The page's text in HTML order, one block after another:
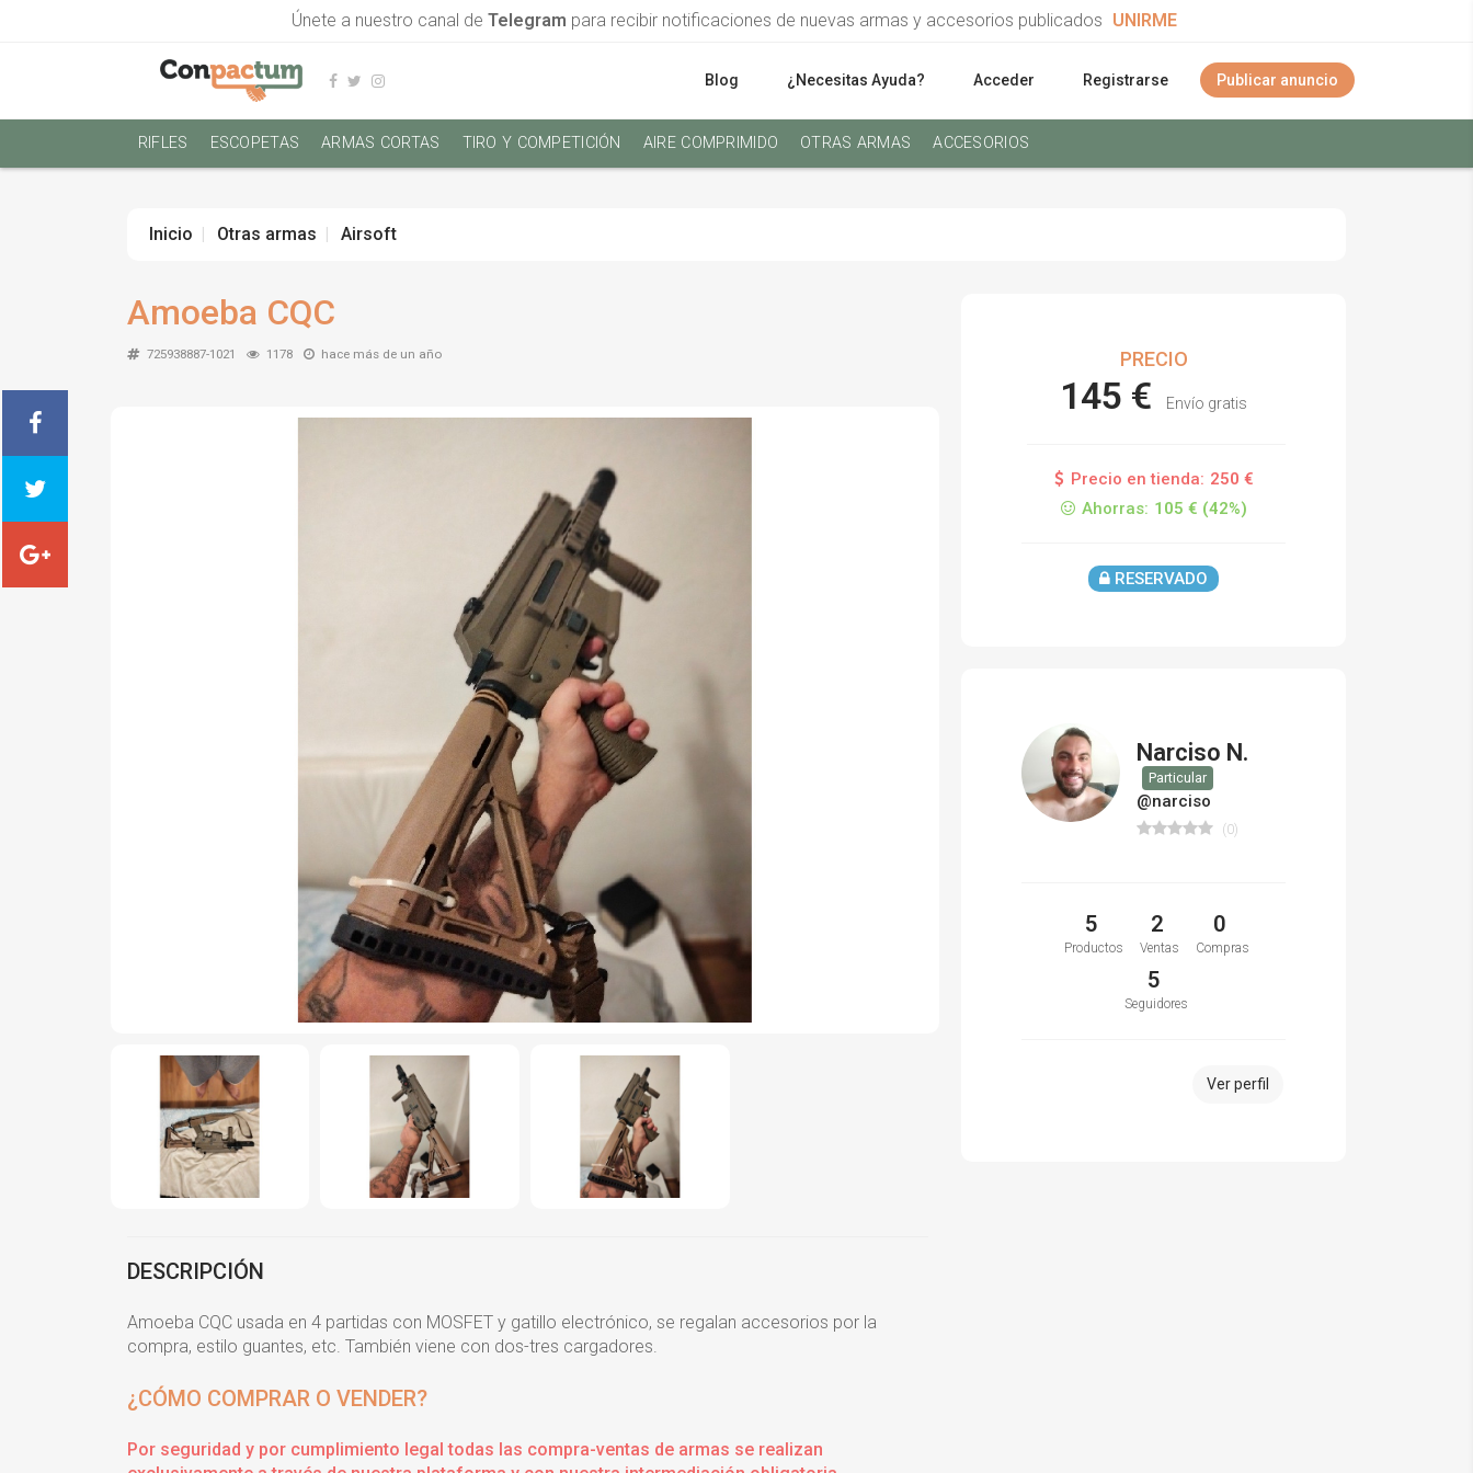
Únete a nuestro canal de Telegram para recibir notificaciones de nuevas armas y accesorios publicados UNIRME
Blog ¿Necesitas Ayuda? Acceder Registrarse Publicar anuncio
RIFLES ESCOPETAS ARMAS CORTAS TIRO Y COMPETICIÓN AIRE COMPRIMIDO OTRAS ARMAS ACCESORIOS
Inicio Otras armas Airsoft
Amoeba CQC
725938887-1021 1178 hace más de un año
DESCRIPCIÓN
Amoeba CQC usada en 4 partidas con MOSFET y gatillo electrónico, se regalan accesorios por la
compra, estilo guantes, etc. También viene con dos-tres cargadores.
¿CÓMO COMPRAR O VENDER?
Por seguridad y por cumplimiento legal todas las compra-ventas de armas se realizan
PRECIO
145 € Envío gratis
Precio en tienda: 250 €
Ahorras: 105 € (42%)
RESERVADO
Narciso N.
Particular
@narciso
(0)
5
Productos
2
Ventas
0
Compras
5
Seguidores
Ver perfil